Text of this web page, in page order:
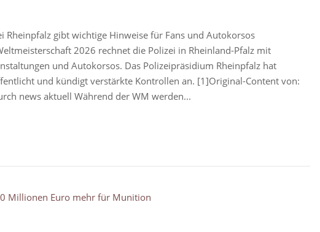
Rheinpfalz gibt wichtige Hinweise für Fans und Autokorsos
2026 rechnet die Polizei in Rheinland-Pfalz mit
und Autokorsos. Das Polizeipräsidium Rheinpfalz hat
und kündigt verstärkte Kontrollen an. [1]Original-Content von:
news aktuell Während der WM werden...